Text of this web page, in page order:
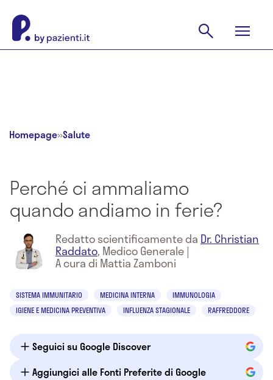
Homepage»Salute
Perché ci ammaliamo
quando andiamo in ferie?
Redatto scientificamente da Dr. Christian
Raddato, Medico Generale|
A cura di Mattia Zamboni
SISTEMA IMMUNITARIO MEDICINA INTERNA
IMMUNOLOGIA
IGIENE E MEDICINA PREVENTIVA
INFLUENZA STAGIONALE RAFFREDDORE
Seguici su Google Discover
Aggiungici alle Fonti Preferite di Google